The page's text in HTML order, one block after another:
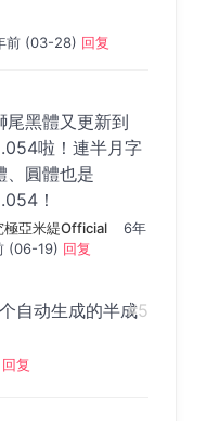
前 (03-28) 回复
尾黑體又更新到
啦！連半月字
、圓體也是
！
極亞米緹Official
6年
(06-19) 回复
自动生成的半成
回复
#5